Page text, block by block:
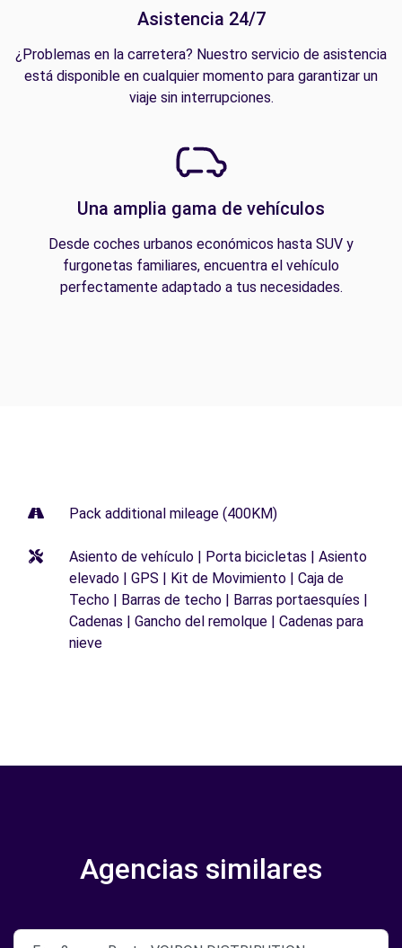
Asistencia 24/7
¿Problemas en la carretera? Nuestro servicio de asistencia
está disponible en cualquier momento para garantizar un
viaje sin interrupciones.
Una amplia gama de vehículos
Desde coches urbanos económicos hasta SUV y
furgonetas familiares, encuentra el vehículo
perfectamente adaptado a tus necesidades.
Pack additional mileage (400KM)
Asiento de vehículo | Porta bicicletas | Asiento
elevado | GPS | Kit de Movimiento | Caja de
Techo | Barras de techo | Barras portaesquíes |
Cadenas | Gancho del remolque | Cadenas para
nieve
Agencias similares